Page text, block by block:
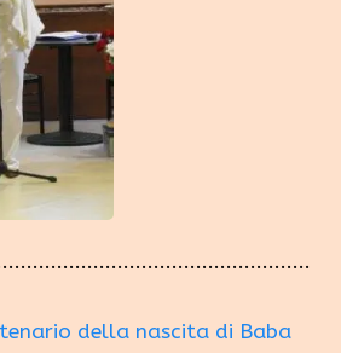
della nascita di Baba